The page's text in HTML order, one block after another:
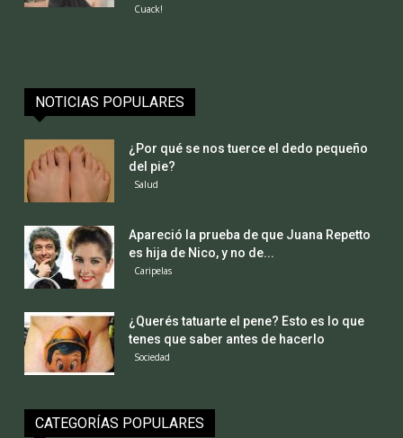
Cuack!
NOTICIAS POPULARES
¿Por qué se nos tuerce el dedo pequeño
del pie?
Salud
Apareció la prueba de que Juana Repetto
es hija de Nico, y no de...
Caripelas
¿Querés tatuarte el pene? Esto es lo que
tenes que saber antes de hacerlo
Sociedad
CATEGORÍAS POPULARES